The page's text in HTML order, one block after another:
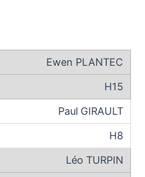
Ewen PLANTEC
H15
Paul GIRAULT
H8
Léo TURPIN